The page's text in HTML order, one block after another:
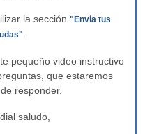
la sección "Envía tus
pequeño video instructivo
que estaremos
responder.
saludo,